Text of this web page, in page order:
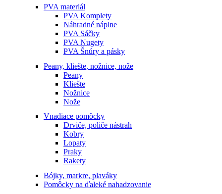
PVA materiál
PVA Komplety
Náhradné náplne
PVA Sáčky
PVA Nugety
PVA Šnúry a pásky
Peany, kliešte, nožnice, nože
Peany
Kliešte
Nožnice
Nože
Vnadiace pomôcky
Drviče, poliče nástrah
Kobry
Lopaty
Praky
Rakety
Bójky, markre, plaváky
Pomôcky na ďaleké nahadzovanie